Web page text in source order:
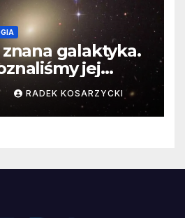
galaktyka.
jej
RADEK KOSARZYCKI